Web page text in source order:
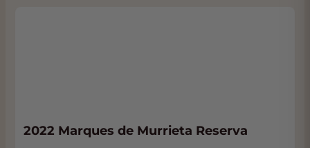
2022 Marques de Murrieta Reserva